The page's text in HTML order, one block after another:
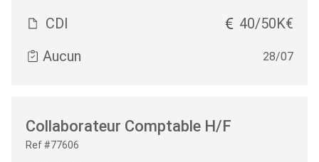
CDI
40/50K€
Aucun
28/07
Collaborateur Comptable H/F
Ref #77606